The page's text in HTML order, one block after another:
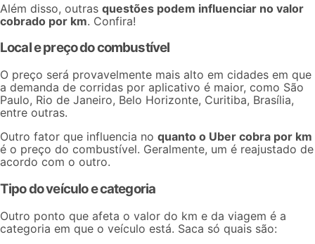
Além disso, outras questões podem influenciar no valor
cobrado por km. Confira!
Local e preço do combustível
O preço será provavelmente mais alto em cidades em que
a demanda de corridas por aplicativo é maior, como São
Paulo, Rio de Janeiro, Belo Horizonte, Curitiba, Brasília,
entre outras.
Outro fator que influencia no quanto o Uber cobra por km
é o preço do combustível. Geralmente, um é reajustado de
acordo com o outro.
Tipo do veículo e categoria
Outro ponto que afeta o valor do km e da viagem é a
categoria em que o veículo está. Saca só quais são: